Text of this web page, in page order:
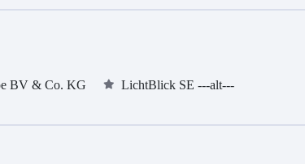
BV & Co. KG LichtBlick SE ---alt---